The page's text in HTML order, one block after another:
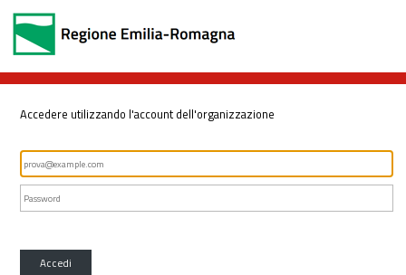
Accedere utilizzando l'account dell'organizzazione
Accedi